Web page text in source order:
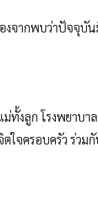
จากพบว่าปัจจุบั
งลูก โรงพยาบา
ใจครอบครัว ร่วม